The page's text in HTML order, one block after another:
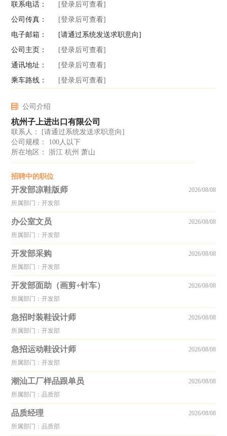
联系电话：
[登录后可查看]
公司传真：
[登录后可查看]
电子邮箱：
[请通过系统发送求职意向]
公司主页：
[登录后可查看]
通讯地址：
[登录后可查看]
乘车路线：
[登录后可查看]
公司介绍
杭州子上进出口有限公司
联系人：
[请通过系统发送求职意向]
公司规模： 100人以下
所在地区： 浙江 杭州 萧山
招聘中的职位
开发部凉鞋版师
所属部门：开发部
2026/08/08
办公室文员
所属部门：开发部
2026/08/08
开发部采购
所属部门：开发部
2026/08/08
开发部面助（画剪+针车）
所属部门：开发部
2026/08/08
急招时装鞋设计师
所属部门：开发部
2026/08/08
急招运动鞋设计师
所属部门：开发部
2026/08/08
潮汕工厂样品跟单员
所属部门：品质部
2026/08/08
品质经理
所属部门：品质部
2026/08/08